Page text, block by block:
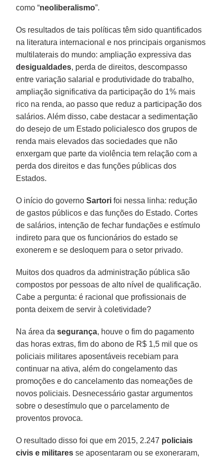
como “neoliberalismo”.
Os resultados de tais políticas têm sido quantificados
na literatura internacional e nos principais organismos
multilaterais do mundo: ampliação expressiva das
desigualdades, perda de direitos, descompasso
entre variação salarial e produtividade do trabalho,
ampliação significativa da participação do 1% mais
rico na renda, ao passo que reduz a participação dos
salários. Além disso, cabe destacar a sedimentação
do desejo de um Estado policialesco dos grupos de
renda mais elevados das sociedades que não
enxergam que parte da violência tem relação com a
perda dos direitos e das funções públicas dos
Estados.
O início do governoSartori foi nessa linha: redução
de gastos públicos e das funções do Estado. Cortes
de salários, intenção de fechar fundações e estímulo
indireto para que os funcionários do estado se
exonerem e se desloquem para o setor privado.
Muitos dos quadros da administração pública são
compostos por pessoas de alto nível de qualificação.
Cabe a pergunta: é racional que profissionais de
ponta deixem de servir à coletividade?
Na área dasegurança, houve o fim do pagamento
das horas extras, fim do abono de R$ 1,5 mil que os
policiais militares aposentáveis recebiam para
continuar na ativa, além do congelamento das
promoções e do cancelamento das nomeações de
novos policiais. Desnecessário gastar argumentos
sobre o desestímulo que o parcelamento de
proventos provoca.
O resultado disso foi que em 2015, 2.247 policiais
civis e militares se aposentaram ou se exoneraram,